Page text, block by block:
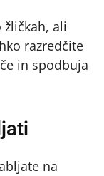
ali
razredčite
in spodbuja
na